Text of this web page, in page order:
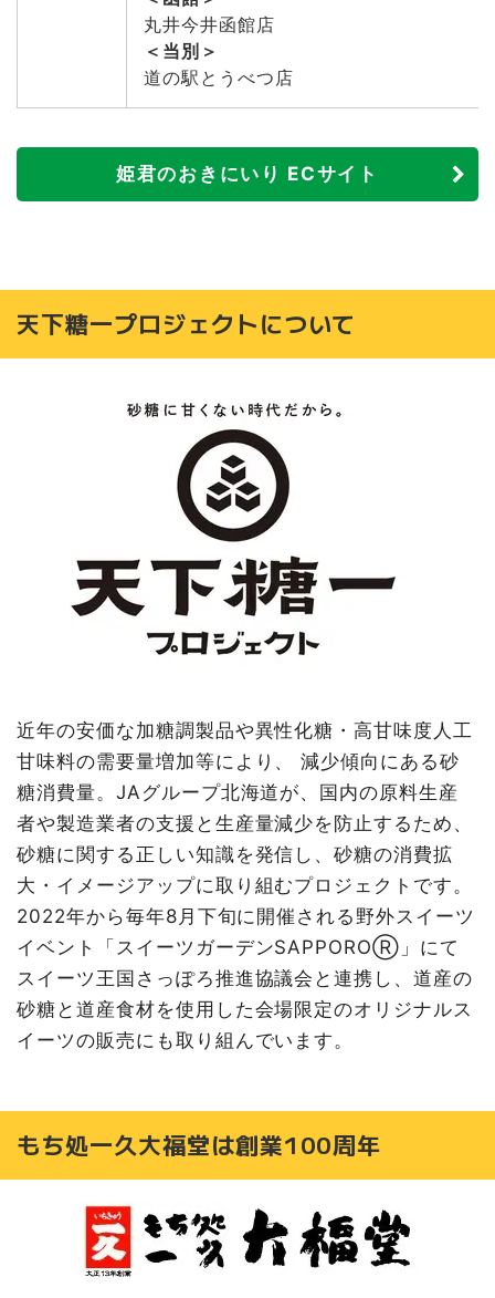
丸井今井函館店
＜当別＞
道の駅とうべつ店
姫君のおきにいり ECサイト
天下糖一プロジェクトについて
近年の安価な加糖調製品や異性化糖・高甘味度人工
甘味料の需要量増加等により、 減少傾向にある砂
糖消費量。JAグループ北海道が、国内の原料生産
者や製造業者の支援と生産量減少を防止するため、
砂糖に関する正しい知識を発信し、砂糖の消費拡
大・イメージアップに取り組むプロジェクトです。
2022年から毎年8月下旬に開催される野外スイーツ
イベント「スイーツガーデンSAPPOROⓇ」にて
スイーツ王国さっぽろ推進協議会と連携し、道産の
砂糖と道産食材を使用した会場限定のオリジナルス
イーツの販売にも取り組んでいます。
もち処一久大福堂は創業100周年